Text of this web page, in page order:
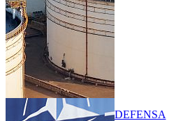
DEFENSA